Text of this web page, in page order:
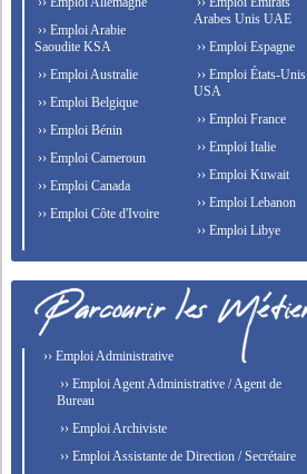
›› Emploi Arabie
Saoudite KSA
›› Emploi Australie
›› Emploi Belgique
›› Emploi Bénin
›› Emploi Cameroun
›› Emploi Canada
›› Emploi Côte d'Ivoire
Arabes Unis UAE
›› Emploi Espagne
›› Emploi États-Unis
USA
›› Emploi France
›› Emploi Italie
›› Emploi Kuwait
›› Emploi Lebanon
›› Emploi Libye
›› Emploi Administrative
›› Emploi Agent Administrative / Agent de
Bureau
›› Emploi Archiviste
›› Emploi Assistante de Direction / Secrétaire